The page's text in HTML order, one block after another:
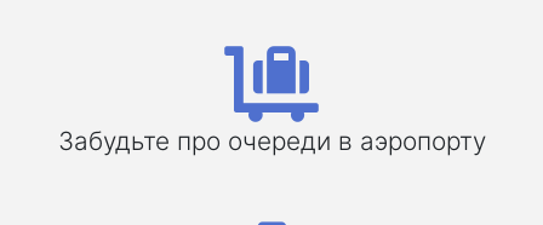
Забудьте про очереди в аэропорту